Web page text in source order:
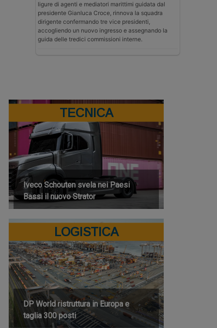
ligure di agenti e mediatori marittimi guidata dal
presidente Gianluca Croce, rinnova la squadra
dirigente confermando tre vice presidenti,
accogliendo un nuovo ingresso e assegnando la
guida delle tredici commissioni interne.
TECNICA
Iveco Schouten svela nei Paesi
Bassi il nuovo Strator
LOGISTICA
DP World ristruttura in Europa e
taglia 300 posti